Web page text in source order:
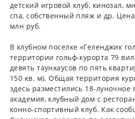
детский игровой клуб, кинозал,
спа, собственный пляж и др. Цена
млн руб.
В клубном поселке «Геленджик
территории гольф-курорта 79
девять таунхаусов по пять
150 кв. м). Общая территория
здесь разместились 18-луночное
академия, клубный дом с
конно-спортивный клуб. Как